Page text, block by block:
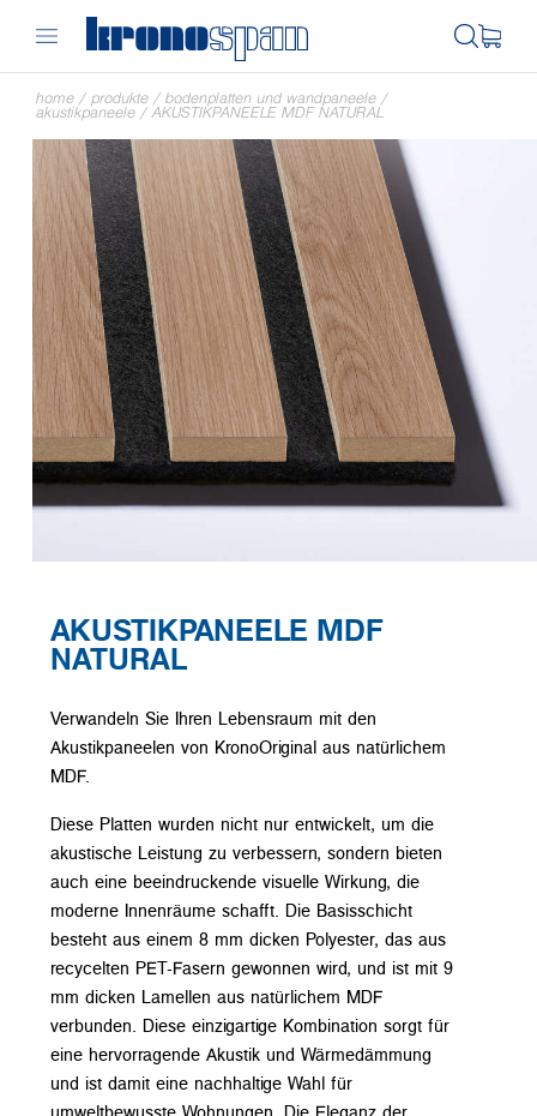
home / produkte / bodenplatten und wandpaneele /
akustikpaneele /AKUSTIKPANEELE MDF NATURAL
AKUSTIKPANEELE MDF
NATURAL
Verwandeln Sie Ihren Lebensraum mit den
Akustikpaneelen von KronoOriginal aus natürlichem
MDF.
Diese Platten wurden nicht nur entwickelt, um die
akustische Leistung zu verbessern, sondern bieten
auch eine beeindruckende visuelle Wirkung, die
moderne Innenräume schafft. Die Basisschicht
besteht aus einem 8 mm dicken Polyester, das aus
recycelten PET-Fasern gewonnen wird, und ist mit 9
mm dicken Lamellen aus natürlichem MDF
verbunden. Diese einzigartige Kombination sorgt für
eine hervorragende Akustik und Wärmedämmung
und ist damit eine nachhaltige Wahl für